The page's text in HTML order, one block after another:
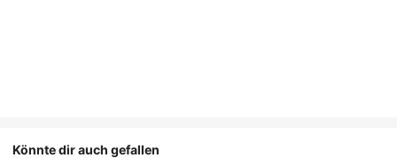
Könnte dir auch gefallen